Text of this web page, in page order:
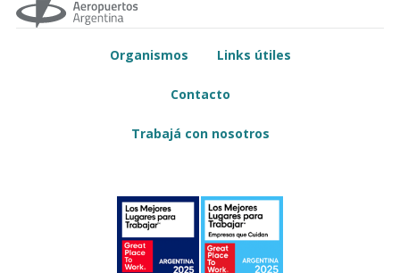
Organismos Links útiles
Contacto
Trabajá con nosotros